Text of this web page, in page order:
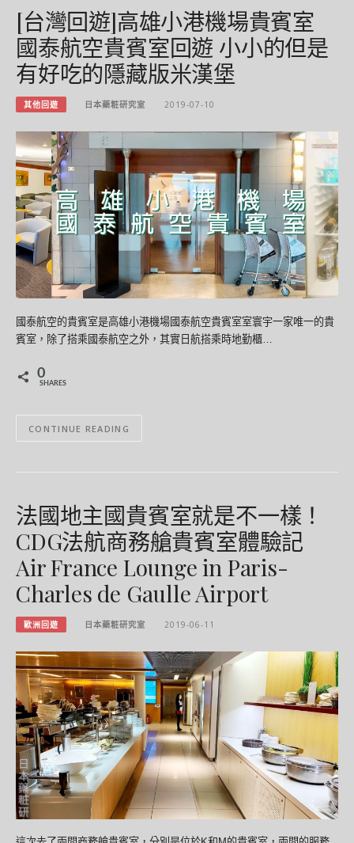
[台灣回遊]高雄小港機場貴賓室
國泰航空貴賓室回遊 小小的但是
有好吃的隱藏版米漢堡
其他回遊 日本藥粧研究室 2019-07-10
國泰航空的貴賓室是高雄小港機場國泰航空貴賓室室寰宇一家唯一的貴
賓室，除了搭乘國泰航空之外，其實日航搭乘時地勤櫃…
0
SHARES
CONTINUE READING
法國地主國貴賓室就是不一樣！
CDG法航商務艙貴賓室體驗記
Air France Lounge in Paris-
Charles de Gaulle Airport
歐洲回遊 日本藥粧研究室 2019-06-11